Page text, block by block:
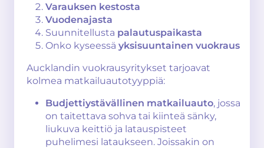
Varauksen kestosta
Vuodenajasta
Suunnitellusta palautuspaikasta
Onko kyseessä yksisuuntainen vuokraus
Aucklandin vuokrausyritykset tarjoavat
kolmea matkailuautotyyppiä:
Budjettiystävällinen matkailuauto, jossa
on taitettava sohva tai kiinteä sänky,
liukuva keittiö ja latauspisteet
puhelimesi lataukseen. Joissakin on